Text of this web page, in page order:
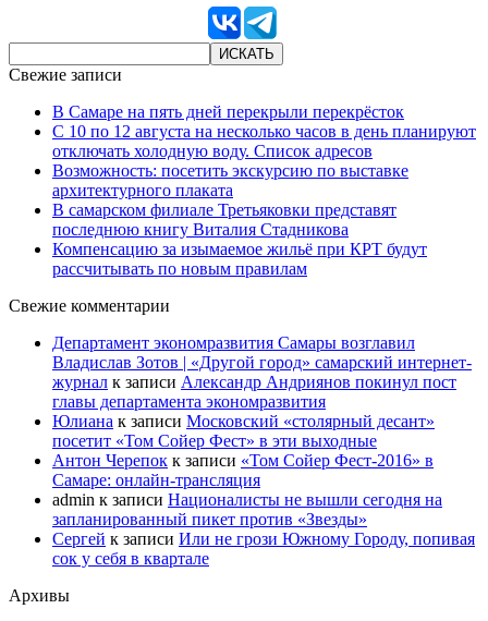
Свежие записи
В Самаре на пять дней перекрыли перекрёсток
С 10 по 12 августа на несколько часов в день планируют
отключать холодную воду. Список адресов
Возможность: посетить экскурсию по выставке
архитектурного плаката
В самарском филиале Третьяковки представят
последнюю книгу Виталия Стадникова
Компенсацию за изымаемое жильё при КРТ будут
рассчитывать по новым правилам
Свежие комментарии
Департамент экономразвития Самары возглавил
Владислав Зотов | «Другой город» самарский интернет-
журнал к записи Александр Андриянов покинул пост
главы департамента экономразвития
Юлиана к записи Московский «столярный десант»
посетит «Том Сойер Фест» в эти выходные
Антон Черепок к записи «Том Сойер Фест-2016» в
Самаре: онлайн-трансляция
admin к записи Националисты не вышли сегодня на
запланированный пикет против «Звезды»
Сергей к записи Или не грози Южному Городу, попивая
сок у себя в квартале
Архивы